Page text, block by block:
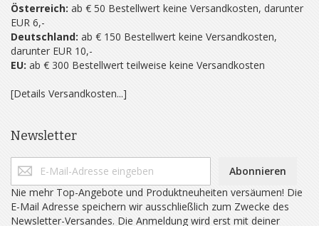
Österreich: ab € 50 Bestellwert keine Versandkosten, darunter
EUR 6,-
Deutschland: ab € 150 Bestellwert keine Versandkosten,
darunter EUR 10,-
EU: ab € 300 Bestellwert teilweise keine Versandkosten
[Details Versandkosten...]
Newsletter
Abonnieren
Nie mehr Top-Angebote und Produktneuheiten versäumen! Die
E-Mail Adresse speichern wir ausschließlich zum Zwecke des
Newsletter-Versandes. Die Anmeldung wird erst mit deiner